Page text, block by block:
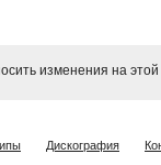
изменения на
Дискография